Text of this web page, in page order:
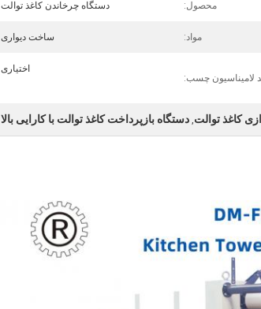
محصول: دستگاه چرخاندن کاغذ توالت
مواد: ساخت دیواری
لامیناسیون چسب:
اختیاری
کاغذ توالت, دستگاه بازپرداخت کاغذ توالت با کارایی بالا